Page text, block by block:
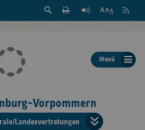
Suche
der
Seite
Feed
Menü
Vorpommern
Landesvertretungen